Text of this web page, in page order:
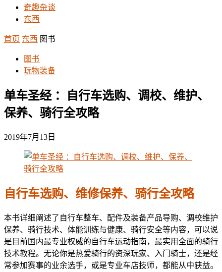
奇趣杂谈
东西
首页 东西 图书
图书
玩物装备
单车圣经 ：自行车选购、调校、维护、
保养、骑行全攻略
2019年7月13日
自行车选购、维修保养、骑行全攻略
本书详细阐述了自行车整车、配件及装备产品导购、调校维护
保养、骑行技术、体能训练与健康、骑行安全等内容，可以说
是目前国内最专业权威的自行车运动指南，最实用全面的骑行
技术教程。无论你是热爱骑行的资深玩家、入门骑士，还是经
常参加赛事的业余选手，或是专业车店技师，都能从中获益。